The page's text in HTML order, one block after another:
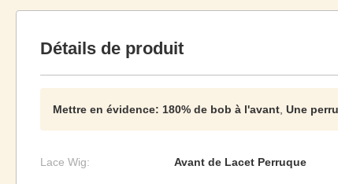
Détails de produit
Mettre en évidence: 180% de bob à l'avant Une
Lace Wig: Avant de Lacet Perruque